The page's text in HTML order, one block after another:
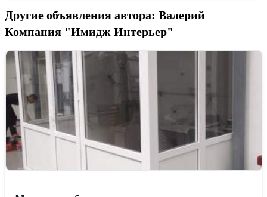
Другие объявления автора: Валерий
Компания "Имидж Интерьер"